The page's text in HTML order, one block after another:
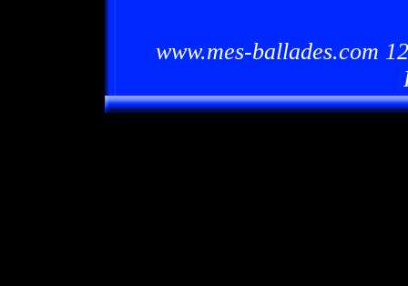
www.mes-ballades.com